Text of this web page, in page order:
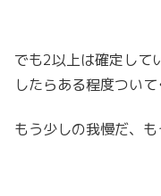
でも2以上は確定して
したらある程度ついて
もう少しの我慢だ、